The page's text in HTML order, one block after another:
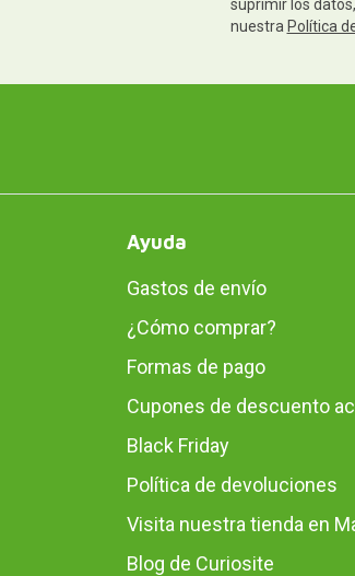
suprimir los
nuestra Política
Ayuda
Gastos de envío
¿Cómo comprar?
Formas de pago
Cupones de descuento
Black Friday
Política de devoluciones
Visita nuestra tienda en
Blog de Curiosite